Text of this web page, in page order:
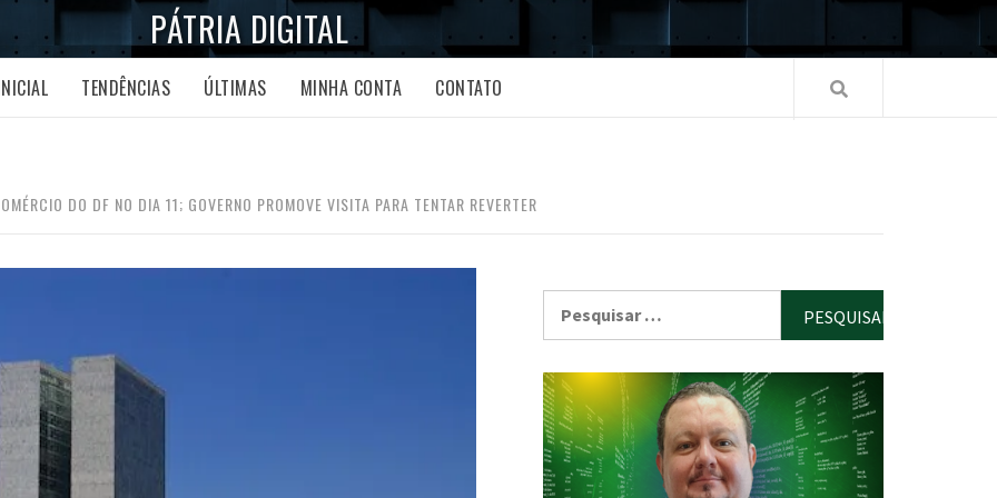
PÁTRIA DIGITAL
TENDÊNCIAS ÚLTIMAS MINHA CONTA CONTATO
DO DF NO DIA 11; GOVERNO PROMOVE VISITA PARA TENTAR REVERTER